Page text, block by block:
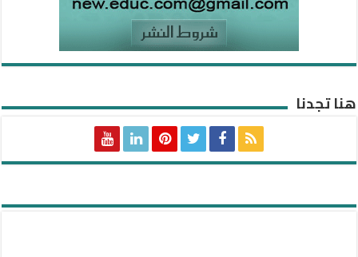
هنا تجدنا